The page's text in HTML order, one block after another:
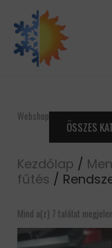
content
Webshop
ÖSSZES
Kezdőlap /
fűtés /
Mind a(z) 7 találat